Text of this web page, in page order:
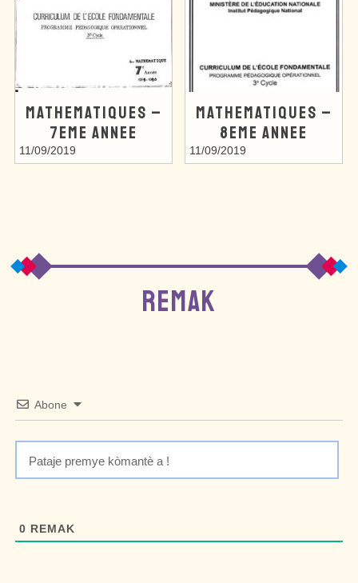
MATHEMATIQUES –
7EME ANNEE
11/09/2019
MATHEMATIQUES –
8EME ANNEE
11/09/2019
REMAK
Abone
0 REMAK